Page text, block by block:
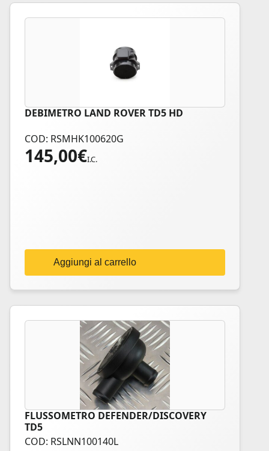
DEBIMETRO LAND ROVER TD5 HD
COD: RSMHK100620G
145,00€I.C.
Aggiungi al carrello
FLUSSOMETRO DEFENDER/DISCOVERY
TD5
COD: RSLNN100140L